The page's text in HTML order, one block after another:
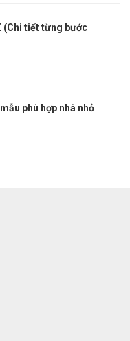
(Chi tiết từng bước
phù hợp nhà nhỏ